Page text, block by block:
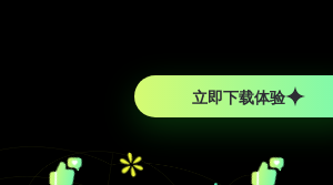
立即下载体验